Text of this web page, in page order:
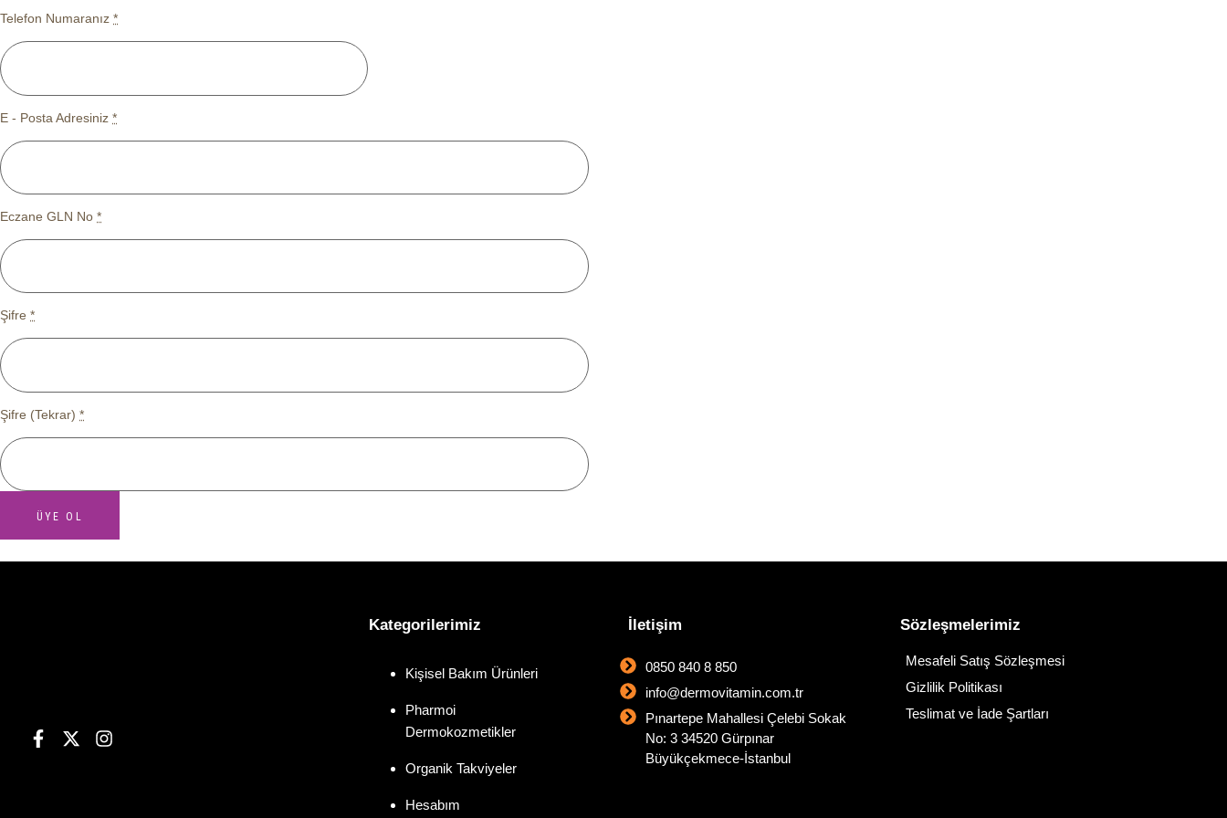
Telefon Numaranız *
E - Posta Adresiniz *
Eczane GLN No *
Şifre *
Şifre (Tekrar) *
ÜYE OL
Kategorilerimiz
Kişisel Bakım Ürünleri
Pharmoi
Dermokozmetikler
Organik Takviyeler
Hesabım
İletişim
0850 840 8 850
info@dermovitamin.com.tr
Pınartepe Mahallesi Çelebi Sokak
No: 3 34520 Gürpınar
Büyükçekmece-İstanbul
Sözleşmelerimiz
Mesafeli Satış Sözleşmesi
Gizlilik Politikası
Teslimat ve İade Şartları